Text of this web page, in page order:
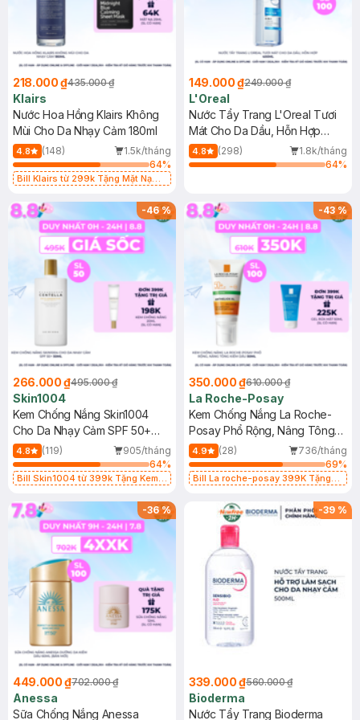
218.000 ₫435.000 ₫
Klairs
Nước Hoa Hồng Klairs Không
Mùi Cho Da Nhạy Cảm 180ml
4.8 (148)
1.5k/tháng
64%
Bill Klairs từ 299k Tặng Mặt Nạ
25ml (SL Có Hạn)
149.000 ₫249.000 ₫
L'Oreal
Nước Tẩy Trang L'Oreal Tươi
Mát Cho Da Dầu, Hỗn Hợp
400ml
4.8 (298)
1.8k/tháng
64%
-46%
266.000 ₫495.000 ₫
Skin1004
Kem Chống Nắng Skin1004
Cho Da Nhạy Cảm SPF 50+
50ml
4.8 (119)
905/tháng
64%
Bill Skin1004 từ 399k Tặng Kem
SPF 50+ 20ml (SL Có Hạn)
-43%
350.000 ₫610.000 ₫
La Roche-Posay
Kem Chống Nắng La Roche-
Posay Phổ Rộng, Nâng Tông
Kiềm Dầu 50ml
4.9 (28)
736/tháng
69%
Bill La roche-posay 399K Tặng
(SL có hạn)
-36%
449.000 ₫702.000 ₫
Anessa
Sữa Chống Nắng Anessa
-39 %
339.000 ₫560.000 ₫
Bioderma
Nước Tẩy Trang Bioderma